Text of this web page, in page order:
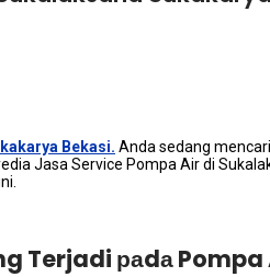
Bekasi. Andа ѕеdаng
Jasa Service Pompa Air dі
Terjadi раdа Pompa